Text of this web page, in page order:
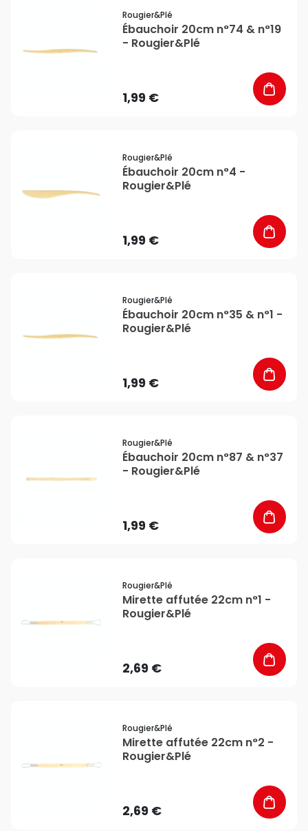
Rougier&plé
Ébauchoir 20cm n°74 & n°19
- Rougier&Plé
1,99 €
Rougier&plé
Ébauchoir 20cm n°4 -
Rougier&Plé
1,99 €
Rougier&plé
Ébauchoir 20cm n°35 & n°1 -
Rougier&Plé
1,99 €
Rougier&plé
Ébauchoir 20cm n°87 & n°37
- Rougier&Plé
1,99 €
Rougier&plé
Mirette affutée 22cm n°1 -
Rougier&Plé
2,69 €
Rougier&plé
Mirette affutée 22cm n°2 -
Rougier&Plé
2,69 €